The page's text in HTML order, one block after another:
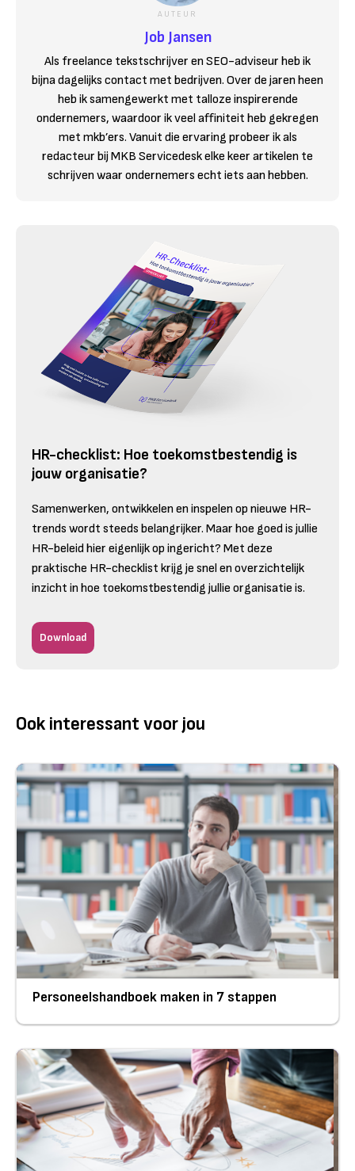
AUTEUR
Job Jansen
Als freelance tekstschrijver en SEO-adviseur heb ik
bijna dagelijks contact met bedrijven. Over de jaren heen
heb ik samengewerkt met talloze inspirerende
ondernemers, waardoor ik veel affiniteit heb gekregen
met mkb’ers. Vanuit die ervaring probeer ik als
redacteur bij MKB Servicedesk elke keer artikelen te
schrijven waar ondernemers echt iets aan hebben.
HR-checklist: Hoe toekomstbestendig is
jouw organisatie?
Samenwerken, ontwikkelen en inspelen op nieuwe HR-
trends wordt steeds belangrijker. Maar hoe goed is jullie
HR-beleid hier eigenlijk op ingericht? Met deze
praktische HR-checklist krijg je snel en overzichtelijk
inzicht in hoe toekomstbestendig jullie organisatie is.
Download
Ook interessant voor jou
Personeelshandboek maken in 7 stappen